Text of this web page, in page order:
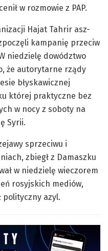
w rozmowie z PAP.
Hajat Tahrir asz-
kampanię przeciw
niedzielę dowództwo
że autorytarne rządy
błyskawicznej
której praktyczne bez
w nocy z soboty na
Syrii.
sprzeciwu i
zbiegł z Damaszku
w niedzielę wieczorem
rosyjskich mediów,
polityczny azyl.